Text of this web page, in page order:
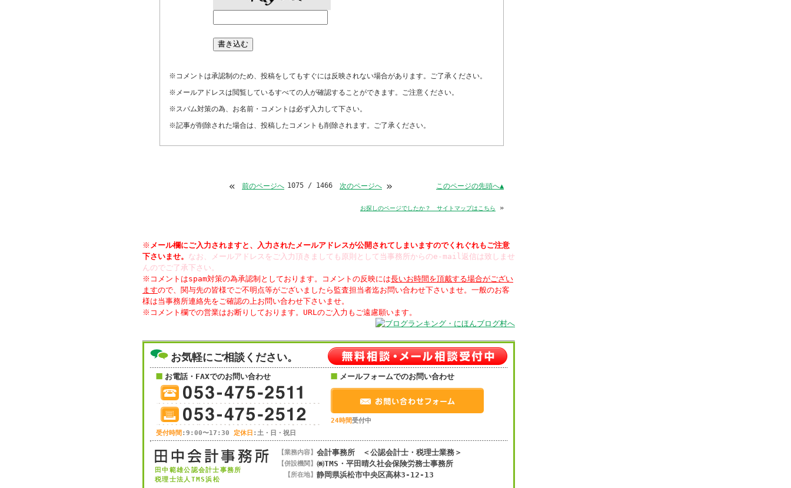
※コメントは承認制のため、投稿をしてもすぐには反映されない場合があります。ご了承ください。
※メールアドレスは閲覧しているすべての人が確認することができます。ご注意ください。
※スパム対策の為、お名前・コメントは必ず入力して下さい。
※記事が削除された場合は、投稿したコメントも削除されます。ご了承ください。
« 前のページへ 1075 / 1466 次のページへ » このページの先頭へ▲
お探しのページでしたか？ サイトマップはこちら »
※ メール欄にご入力されますと、入力された
されてしまいますのでくれぐれもご注意
下さいませ。 なお、メールアドレスをご入力頂きましても原則として当事務所からのe-mail返信は致しませ
んのでご了承下さい。
※コメントはspam対策の為承認制としております。コメントの反映には長いお時間を頂戴する場合がござい
ますので、関与先の皆様でご不明点等がございましたら監査担当者迄お問い合わせ下さいませ。一般のお客
様は当事務所連絡先をご確認の上お問い合わせ下さいませ。
お気軽にご相談ください。
お電話・FAXでのお問い合わせ
受付時間 :9:00〜17:30 定休日 :土・日・祝日
メールフォームでのお問い合わせ
24時間受付中
田中範雄公認会計士事務所
税理士法人TMS浜松
【業務内容】会計事務所 ＜公認会計士・税理士業務＞
【併設機関】㈱TMS・平田晴久社会保険労務士事務所
【所在地】静岡県浜松市中央区高林3-12-13